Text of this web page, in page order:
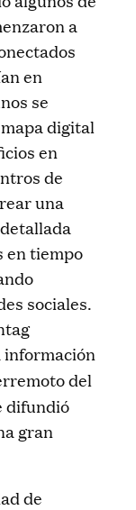
a
en
se
digital
en
de
una
en tiempo
sociales.
información
del
difundió
gran
de